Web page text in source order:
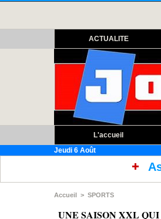
ACTUALITE
L'accueil
Jeudi 6 Août
Assemblée
Accueil > SPORTS
UNE SAISON XXL QUI